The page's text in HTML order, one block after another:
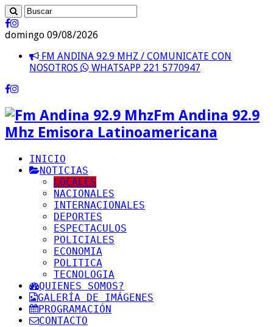
domingo 09/08/2026
FM ANDINA 92.9 MHZ / COMUNICATE CON
NOSOTROS
WHATSAPP 221 5770947
Fm Andina 92.9
Mhz Emisora Latinoamericana
INICIO
NOTICIAS
LOCALES
NACIONALES
INTERNACIONALES
DEPORTES
ESPECTACULOS
POLICIALES
ECONOMIA
POLITICA
TECNOLOGIA
QUIENES SOMOS?
GALERÍA DE IMÁGENES
PROGRAMACIÓN
CONTACTO